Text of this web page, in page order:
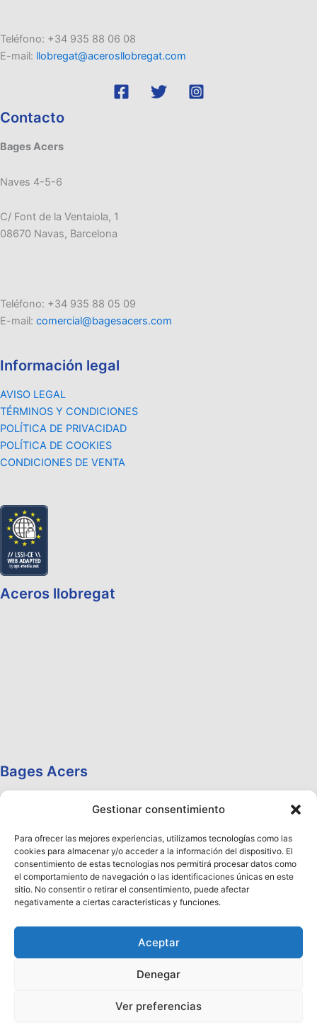
Gestionar consentimiento
Para ofrecer las mejores experiencias, utilizamos tecnologías como las
cookies para almacenar y/o acceder a la información del dispositivo. El
consentimiento de estas tecnologías nos permitirá procesar datos como
el comportamiento de navegación o las identificaciones únicas en este
sitio. No consentir o retirar el consentimiento, puede afectar
negativamente a ciertas características y funciones.
Aceptar
Denegar
Ver preferencias
Teléfono: +34 935 88 06 08
E-mail: llobregat@acerosllobregat.com
Contacto
Bages Acers
Naves 4-5-6
C/ Font de la Ventaiola, 1
08670 Navas, Barcelona
Teléfono: +34 935 88 05 09
E-mail: comercial@bagesacers.com
Información legal
AVISO LEGAL
TÉRMINOS Y CONDICIONES
POLÍTICA DE PRIVACIDAD
POLÍTICA DE COOKIES
CONDICIONES DE VENTA
Aceros llobregat
Bages Acers
Copyright © 2026 Aceros Llobregat